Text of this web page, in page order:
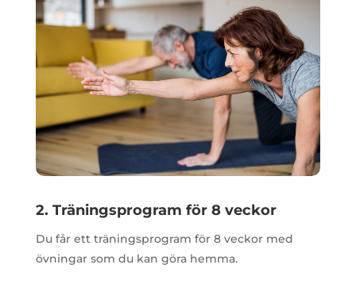
2. Träningsprogram för 8 veckor
Du får ett träningsprogram för 8 veckor med
övningar som du kan göra hemma.